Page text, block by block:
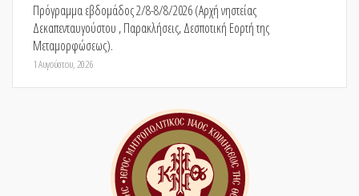
Πρόγραμμα εβδομάδος 2/8-8/8/2026 (Αρχή νηστείας
Δεκαπενταυγούστου , Παρακλήσεις, Δεσποτική Εορτή της
Μεταμορφώσεως).
1 Αυγούστου, 2026